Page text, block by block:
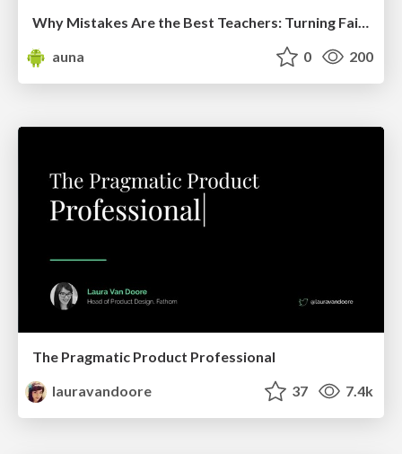
Why Mistakes Are the Best Teachers: Turning Failure into a Pathway for Growth
auna
0 200
The Pragmatic Product Professional
lauravandoore
37 7.4k